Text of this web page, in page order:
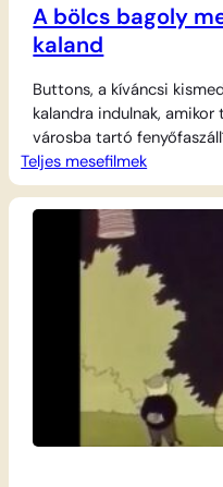
A bölcs bagoly
kaland
Buttons, a kíváncsi
kalandra indulnak,
városba tartó
jóbarát ámulva figyeli a
hatalmas áruház
olykor ijesztő galibába. A
rájönnek, hogy a csillogó
otthon…
Teljes mesefilmek